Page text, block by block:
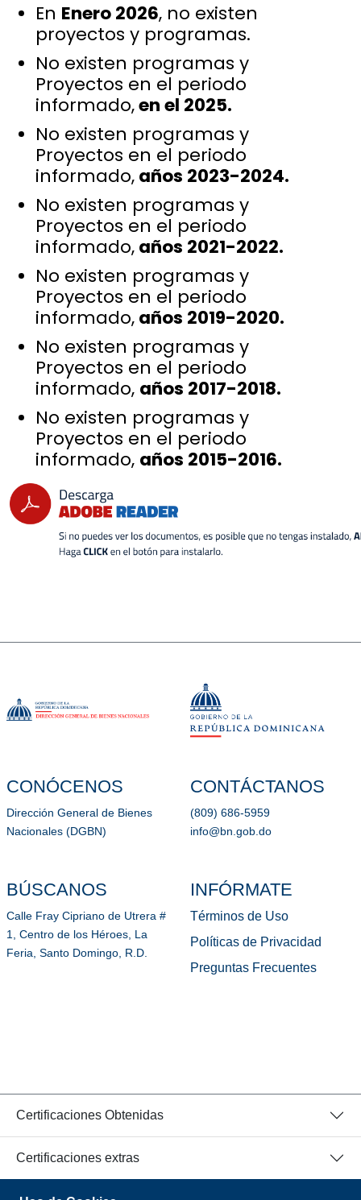
En Enero 2026, no existen
proyectos y programas.
No existen programas y
Proyectos en el periodo
informado,en el 2025.
No existen programas y
Proyectos en el periodo
informado,años 2023-2024.
No existen programas y
Proyectos en el periodo
informado,años 2021-2022.
No existen programas y
Proyectos en el periodo
informado,años 2019-2020.
No existen programas y
Proyectos en el periodo
informado, años 2017-2018.
No existen programas y
Proyectos en el periodo
informado, años 2015-2016.
CONÓCENOS
Dirección General de Bienes
Nacionales (DGBN)
BÚSCANOS
Calle Fray Cipriano de Utrera #
1, Centro de los Héroes, La
Feria, Santo Domingo, R.D.
CONTÁCTANOS
(809) 686-5959
info@bn.gob.do
INFÓRMATE
Términos de Uso
Políticas de Privacidad
Preguntas Frecuentes
Certificaciones Obtenidas
Certificaciones extras